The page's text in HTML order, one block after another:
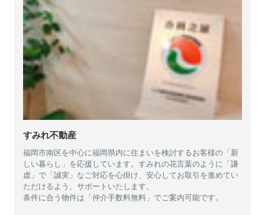
すみれ不動産
福岡市南区を中心に福岡県内に住まいを検討するお客様の「新
しい暮らし」を応援しています。すみれの花言葉のように「謙
虚」で「誠実」なご対応を心掛け、安心してお取引を進めてい
ただけるよう、サポートいたします。
条件に合う物件は「仲介手数料無料」でご案内可能です。